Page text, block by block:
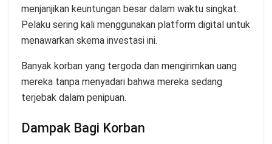
menjanjikan keuntungan besar dalam waktu singkat.
Pelaku sering kali menggunakan platform digital untuk
menawarkan skema investasi ini.
Banyak korban yang tergoda dan mengirimkan uang
mereka tanpa menyadari bahwa mereka sedang
terjebak dalam penipuan.
Dampak Bagi Korban